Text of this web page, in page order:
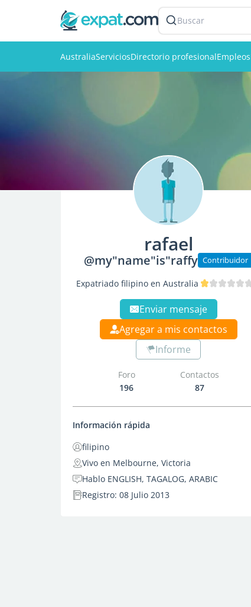
Buscar
AustraliaServiciosDirectorio profesionalEmpleos
rafael
@my"name"is"raffy Contribuidor
Expatriado filipino en Australia
Enviar mensaje
Agregar a mis contactos
Informe
Foro
196
Contactos
87
Información rápida
filipino
Vivo en Melbourne, Victoria
Hablo ENGLISH, TAGALOG, ARABIC
Registro: 08 Julio 2013